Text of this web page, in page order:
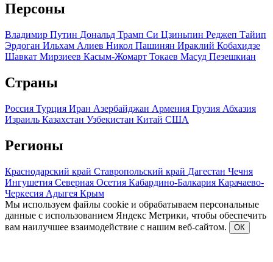
Персоны
Владимир Путин Дональд Трамп Си Цзиньпин Реджеп Тайип
Эрдоган Ильхам Алиев Никол Пашинян Ираклий Кобахидзе
Шавкат Мирзиеев Касым-Жомарт Токаев Масуд Пезешкиан
Страны
Россия Турция Иран Азербайджан Армения Грузия Абхазия
Израиль Казахстан Узбекистан Китай США
Регионы
Краснодарский край Ставропольский край Дагестан Чечня
Ингушетия Северная Осетия Кабардино-Балкария Карачаево-
Черкесия Адыгея Крым
Мы используем файлы cookie и обрабатываем персональные
данные с использованием Яндекс Метрики, чтобы обеспечить
вам наилучшее взаимодействие с нашим веб-сайтом.
ОК